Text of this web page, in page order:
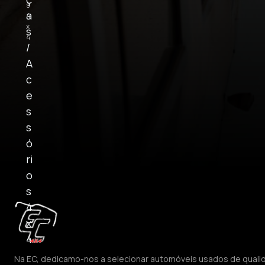
a
s
/
A
c
e
s
s
ó
ri
o
s
4
x
4
s
4
x
4
Na EC, dedicamo-nos a selecionar automóveis usados de